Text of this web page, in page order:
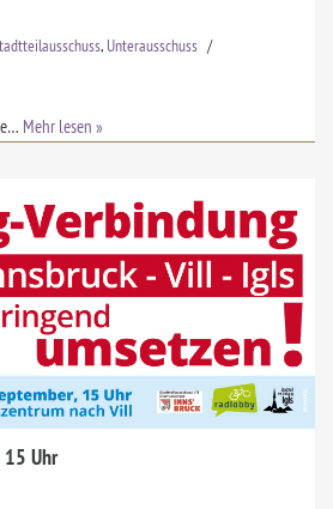
, Unterausschuss
Mehr lesen »
Uhr